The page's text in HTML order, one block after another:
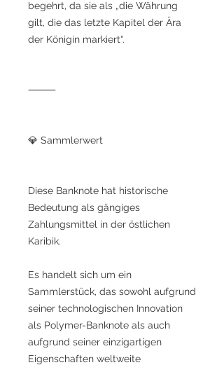
begehrt, da sie als „die Währung
gilt, die das letzte Kapitel der Ära
der Königin markiert“.
⸻
💎 Sammlerwert
Diese Banknote hat historische
Bedeutung als gängiges
Zahlungsmittel in der östlichen
Karibik.
Es handelt sich um ein
Sammlerstück, das sowohl aufgrund
seiner technologischen Innovation
als Polymer-Banknote als auch
aufgrund seiner einzigartigen
Eigenschaften weltweite